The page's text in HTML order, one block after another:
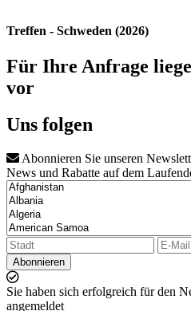
Treffen - Schweden (2026)
Für Ihre Anfrage
vor
Uns folgen
Abonnieren Sie unseren
News und Rabatte auf dem
Abonnieren
Sie haben sich erfolgreich für den
angemeldet